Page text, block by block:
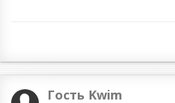
Гость Kwim